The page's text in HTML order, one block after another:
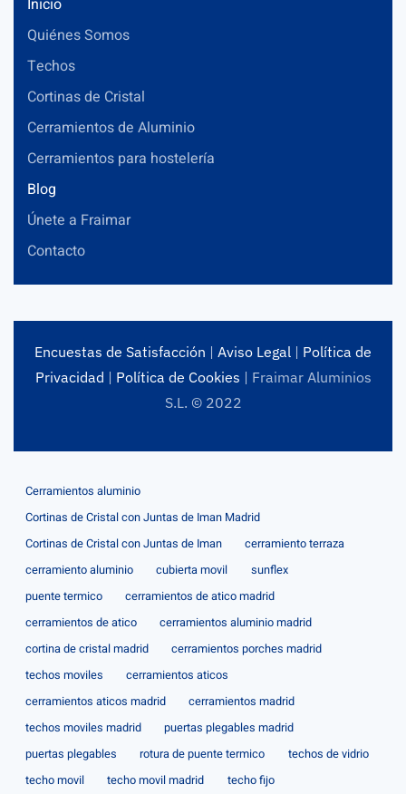
Inicio
Quiénes Somos
Techos
Cortinas de Cristal
Cerramientos de Aluminio
Cerramientos para hostelería
Blog
Únete a Fraimar
Contacto
Encuestas de Satisfacción | Aviso Legal | Política de
Privacidad | Política de Cookies | Fraimar Aluminios
S.L. © 2022
Cerramientos aluminio
Cortinas de Cristal con Juntas de Iman Madrid
Cortinas de Cristal con Juntas de Iman
cerramiento terraza
cerramiento aluminio
cubierta movil
sunflex
puente termico
cerramientos de atico madrid
cerramientos de atico
cerramientos aluminio madrid
cortina de cristal madrid
cerramientos porches madrid
techos moviles
cerramientos aticos
cerramientos aticos madrid
cerramientos madrid
techos moviles madrid
puertas plegables madrid
puertas plegables
rotura de puente termico
techos de vidrio
techo movil
techo movil madrid techo fijo